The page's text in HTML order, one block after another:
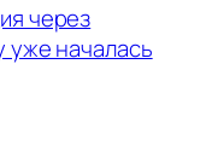
через
уже началась